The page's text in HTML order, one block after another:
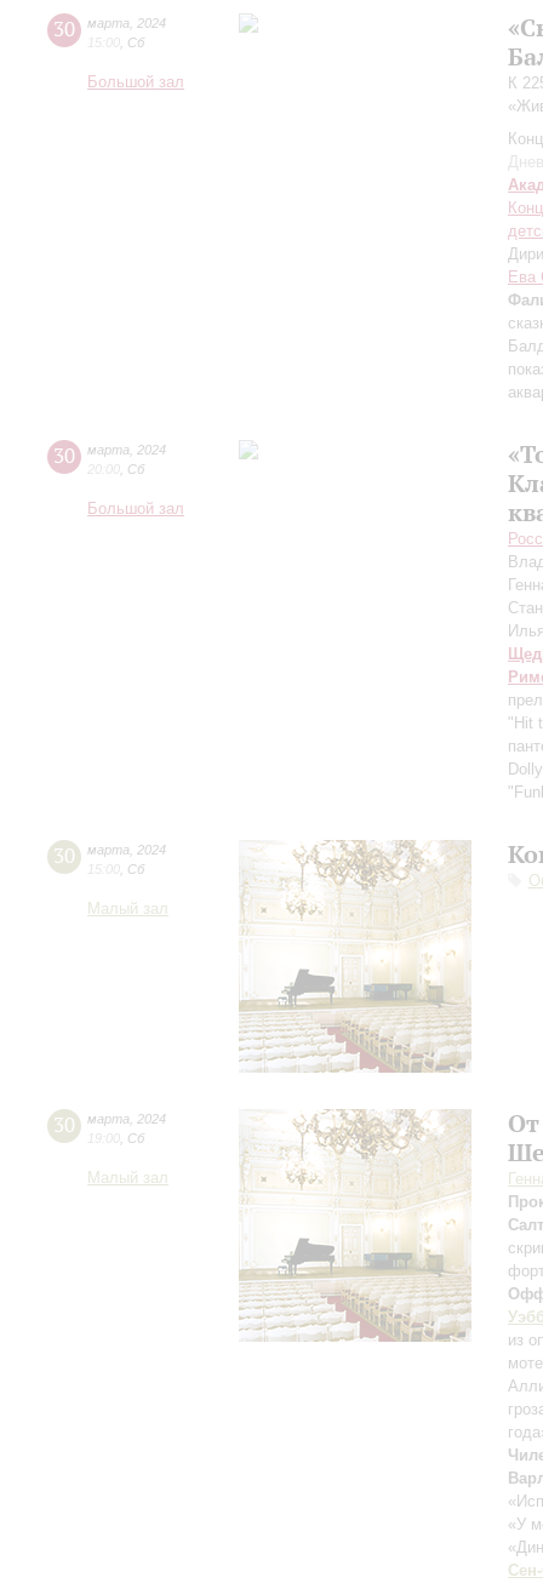
30 марта
2024
15:00 Сб
Большой зал
К
Ева
30 марта
2024
20:00 Сб
Большой зал
"Hit
30 марта
2024
15:00 Сб
Малый зал
30 марта
2024
19:00 Сб
Малый зал
из
«У